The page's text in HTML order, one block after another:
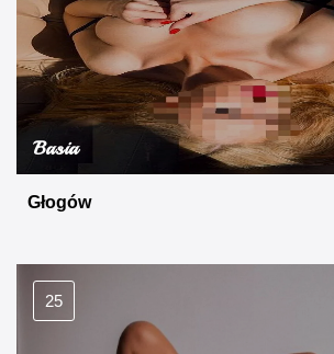
Basia
Głogów
25